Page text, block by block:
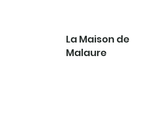
La Maison de
Malaure